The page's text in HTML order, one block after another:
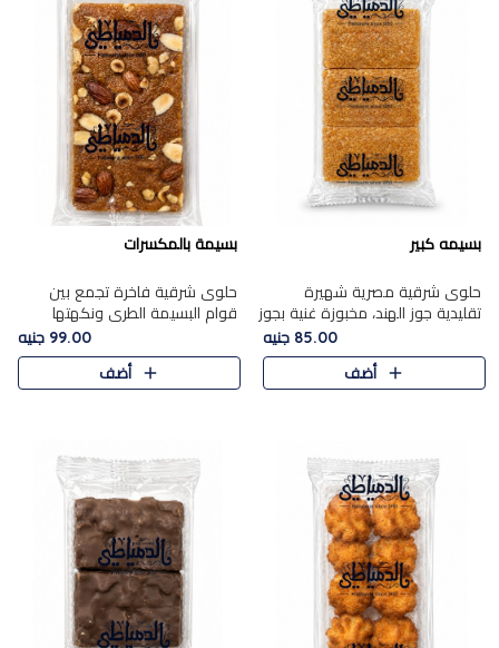
بسيمه كبير
حلوى شرقية مصرية شهيرة
تقليدية جوز الهند، مخبوزة غنية بجوز
الهند، بلمسه ذهبية وتتميز بقوامها
المرمل وطعمها اللذيذ الذي يشبه
البسبوسة. تُخبز..
85.00 جنيه
أضف
بسيمة بالمكسرات
حلوى شرقية فاخرة تجمع بين
قوام البسيمة الطري ونكهتها
الغنية، مزينة بتشكيلة مختارة من
اللوز والبندق والمكسرات الفاخرة.
مزيج متوازن من القوام ..
99.00 جنيه
أضف